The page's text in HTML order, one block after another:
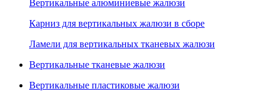
Вертикальные алюминиевые жалюзи
Карниз для вертикальных жалюзи в сборе
Ламели для вертикальных тканевых жалюзи
Вертикальные тканевые жалюзи
Вертикальные пластиковые жалюзи